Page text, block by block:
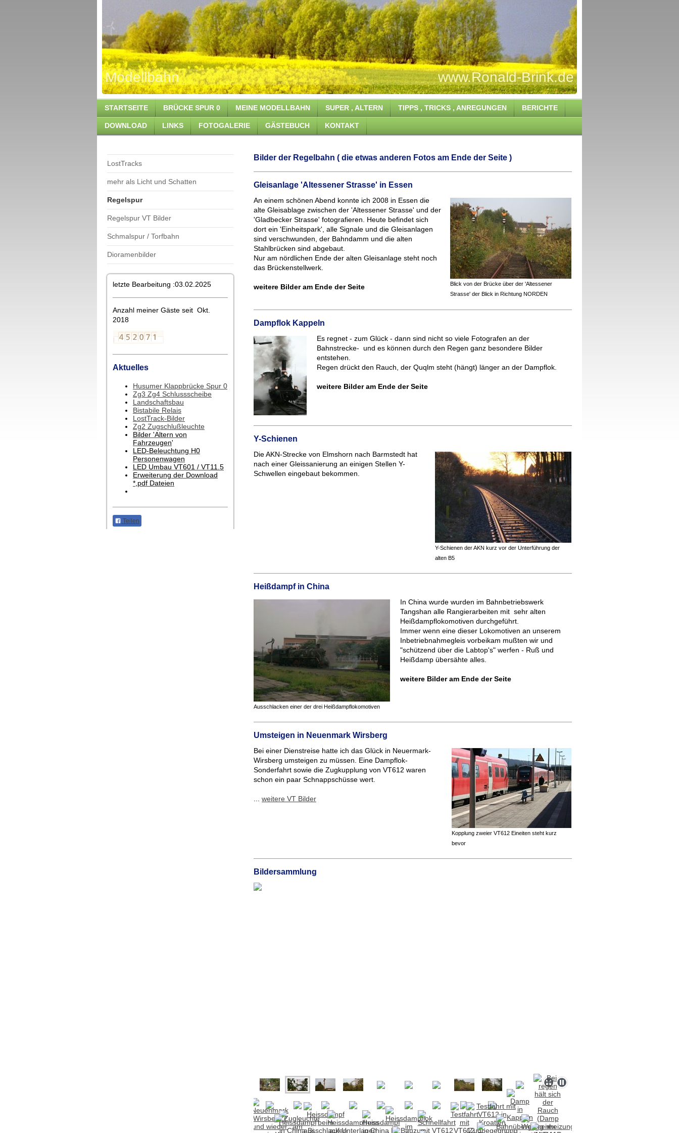
Modellbahn www.Ronald-Brink.de
STARTSEITE BRÜCKE SPUR 0 MEINE MODELLBAHN SUPER , ALTERN TIPPS , TRICKS , ANREGUNGEN BERICHTE
DOWNLOAD LINKS FOTOGALERIE GÄSTEBUCH KONTAKT
LostTracks
mehr als Licht und Schatten
Regelspur
Regelspur VT Bilder
Schmalspur / Torfbahn
Dioramenbilder
letzte Bearbeitung :03.02.2025
Anzahl meiner Gäste seit Okt.
2018
Aktuelles
Husumer Klappbrücke Spur 0
Zg3 Zg4 Schlussscheibe
Landschaftsbau
Bistabile Relais
LostTrack-Bilder
Zg2 Zugschlußleuchte
Bilder 'Altern von
Fahrzeugen'
LED-Beleuchtung H0
Personenwagen
LED Umbau VT601 / VT11.5
Erweiterung der Download
*,pdf Dateien
Teilen
Bilder der Regelbahn ( die etwas anderen Fotos am Ende der Seite )
Gleisanlage 'Altessener Strasse' in Essen
Blick von der Brücke über der 'Altessener
Strasse' der Blick in Richtung NORDEN
An einem schönen Abend konnte ich 2008 in Essen die
alte Gleisablage zwischen der 'Altessener Strasse' und der
'Gladbecker Strasse' fotografieren. Heute befindet sich
dort ein 'Einheitspark', alle Signale und die Gleisanlagen
sind verschwunden, der Bahndamm und die alten
Stahlbrücken sind abgebaut.
Nur am nördlichen Ende der alten Gleisanlage steht noch
das Brückenstellwerk.
weitere Bilder am Ende der Seite
Dampflok Kappeln
Es regnet - zum Glück - dann sind nicht so viele Fotografen an der
Bahnstrecke- und es können durch den Regen ganz besondere Bilder
entstehen.
Regen drückt den Rauch, der Quqlm steht (hängt) länger an der Dampflok.
weitere Bilder am Ende der Seite
Y-Schienen
Y-Schienen der AKN kurz vor der Unterführung der
alten B5
Die AKN-Strecke von Elmshorn nach Barmstedt hat
nach einer Gleissanierung an einigen Stellen Y-
Schwellen eingebaut bekommen.
Heißdampf in China
Ausschlacken einer der drei Heißdampflokomotiven
In China wurde wurden im Bahnbetriebswerk
Tangshan alle Rangierarbeiten mit sehr alten
Heißdampflokomotiven durchgeführt.
Immer wenn eine dieser Lokomotiven an unserem
Inbetriebnahmegleis vorbeikam mußten wir und
"schützend über die Labtop's" werfen - Ruß und
Heißdamp übersähte alles.
weitere Bilder am Ende der Seite
Umsteigen in Neuenmark Wirsberg
Kopplung zweier VT612 Eineiten steht kurz
bevor
Bei einer Dienstreise hatte ich das Glück in Neuermark-
Wirsberg umsteigen zu müssen. Eine Dampflok-
Sonderfahrt sowie die Zugkupplung von VT612 waren
schon ein paar Schnappschüsse wert.
weitere VT Bilder
Bildersammlung